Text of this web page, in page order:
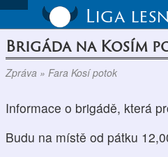
Liga
Brigáda na Kosím
Zpráva » Fara Kosí potok
Informace o brigádě, která
Budu na místě od pátku